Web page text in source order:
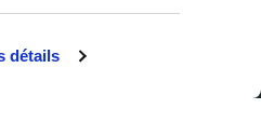
détails